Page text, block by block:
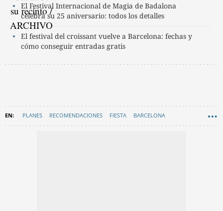
El Festival Internacional de Magia de Badalona
celebra su 25 aniversario: todos los detalles
El festival del croissant vuelve a Barcelona: fechas y
cómo conseguir entradas gratis
PLANES RECOMENDACIONES FIESTA BARCELONA